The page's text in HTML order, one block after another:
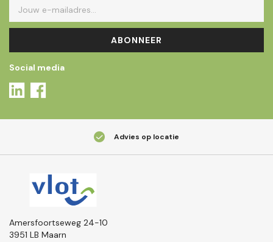
ABONNEER
Social media
Advies op locatie
Amersfoortseweg 24-10
3951 LB Maarn